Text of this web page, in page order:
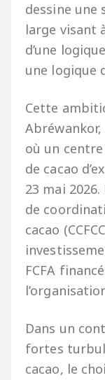
dessine une
large visant
d’une
une logique
Cette
où un
de cacao
23 mai
de
cacao
FCFA
Dans un
fortes
cacao, le